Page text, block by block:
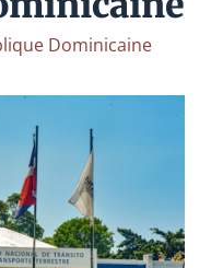
Dominicaine